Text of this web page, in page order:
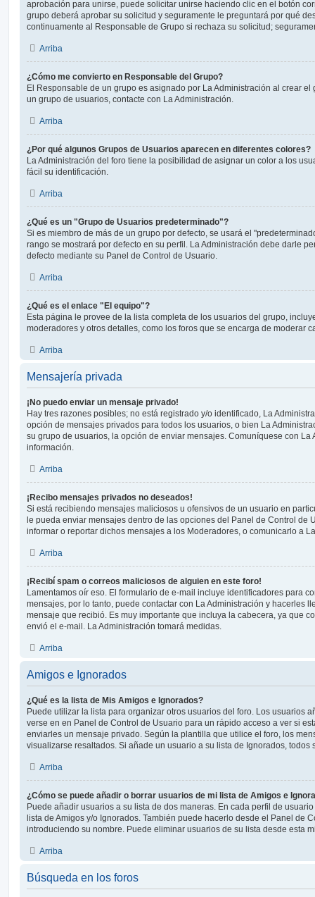
aprobación para unirse, puede solicitar unirse haciendo clic en el botón
grupo deberá aprobar su solicitud y seguramente le preguntará por qué
continuamente al Responsable de Grupo si rechaza su solicitud;
Arriba
¿Cómo me convierto en Responsable del Grupo?
El Responsable de un grupo es asignado por La Administración al crear el
un grupo de usuarios, contacte con La Administración.
Arriba
¿Por qué algunos Grupos de Usuarios aparecen en diferentes colores?
La Administración del foro tiene la posibilidad de asignar un color a los
fácil su identificación.
Arriba
¿Qué es un "Grupo de Usuarios predeterminado"?
Si es miembro de más de un grupo por defecto, se usará el
rango se mostrará por defecto en su perfil. La Administración debe darle
defecto mediante su Panel de Control de Usuario.
Arriba
¿Qué es el enlace "El equipo"?
Esta página le provee de la lista completa de los usuarios del grupo,
moderadores y otros detalles, como los foros que se encarga de moderar
Arriba
Mensajería privada
¡No puedo enviar un mensaje privado!
Hay tres razones posibles; no está registrado y/o identificado, La
opción de mensajes privados para todos los usuarios, o bien La
su grupo de usuarios, la opción de enviar mensajes. Comuníquese con La
información.
Arriba
¡Recibo mensajes privados no deseados!
Si está recibiendo mensajes maliciosos u ofensivos de un usuario en
le pueda enviar mensajes dentro de las opciones del Panel de Control de
informar o reportar dichos mensajes a los Moderadores, o comunicarlo a
Arriba
¡Recibí spam o correos maliciosos de alguien en este foro!
Lamentamos oír eso. El formulario de e-mail incluye identificadores para
mensajes, por lo tanto, puede contactar con La Administración y hacerles
mensaje que recibió. Es muy importante que incluya la cabecera, ya que
envió el e-mail. La Administración tomará medidas.
Arriba
Amigos e Ignorados
¿Qué es la lista de Mis Amigos e Ignorados?
Puede utilizar la lista para organizar otros usuarios del foro. Los usuarios
verse en en Panel de Control de Usuario para un rápido acceso a ver si
enviarles un mensaje privado. Según la plantilla que utilice el foro, los
visualizarse resaltados. Si añade un usuario a su lista de Ignorados, todos
Arriba
¿Cómo se puede añadir o borrar usuarios de mi lista de Amigos e
Puede añadir usuarios a su lista de dos maneras. En cada perfil de
lista de Amigos y/o Ignorados. También puede hacerlo desde el Panel de
introduciendo su nombre. Puede eliminar usuarios de su lista desde esta
Arriba
Búsqueda en los foros